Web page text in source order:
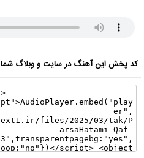
کد پخش این آهنگ در سایت و وبلاگ شما